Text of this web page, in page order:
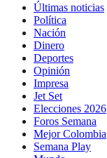
Últimas noticias
Política
Nación
Dinero
Deportes
Opinión
Impresa
Jet Set
Elecciones 2026
Foros Semana
Mejor Colombia
Semana Play